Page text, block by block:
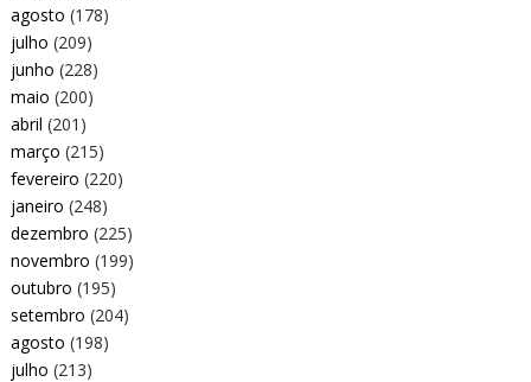
agosto (178)
julho (209)
junho (228)
maio (200)
abril (201)
março (215)
fevereiro (220)
janeiro (248)
dezembro (225)
novembro (199)
outubro (195)
setembro (204)
agosto (198)
julho (213)